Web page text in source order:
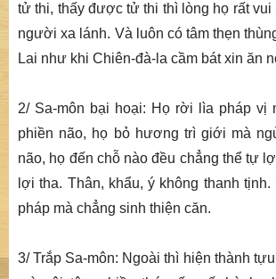
tử thi, thấy được tử thi thì lòng họ rất vui
người xa lánh. Và luôn có tâm thẹn
Lai như khi Chiên-đà-la cầm bát xin ăn
2/ Sa-môn bại hoại: Họ rời lìa pháp vị
phiền não, họ bỏ hương trì giới mà
não, họ đến chỗ nào đều chẳng thể tự
lợi tha. Thân, khẩu, ý không thanh
pháp mà chẳng sinh thiện căn.
3/ Trắp Sa-môn: Ngoài thì hiện thành